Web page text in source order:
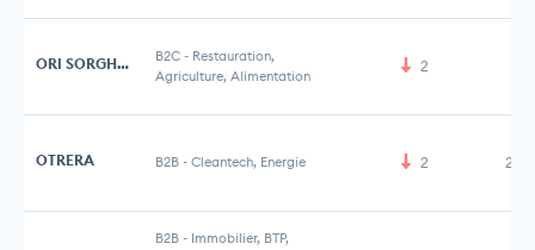
ORI SORGHO SMARTFOOD B2C - Restauration,
Agriculture, Alimentation
2
OTRERA B2B - Cleantech, Energie 2
B2B - Immobilier, BTP,